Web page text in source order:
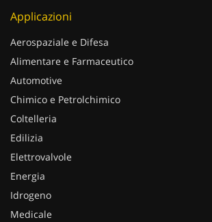
Applicazioni
Aerospaziale e Difesa
Alimentare e Farmaceutico
Automotive
Chimico e Petrolchimico
Coltelleria
Edilizia
Elettrovalvole
Energia
Idrogeno
Medicale